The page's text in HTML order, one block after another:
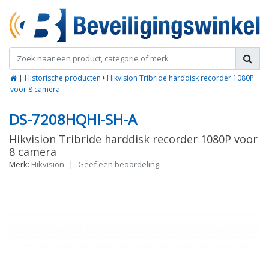
| Historische producten
Hikvision Tribride harddisk recorder 1080P
voor 8 camera
DS-7208HQHI-SH-A
Hikvision Tribride harddisk recorder 1080P voor
8 camera
Merk: Hikvision | Geef een beoordeling